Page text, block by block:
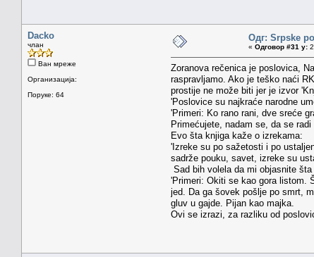
Dacko
члан
Ван мреже
Организација:
Поруке: 64
Одг: Srpske
« Одговор #31 у:
Zoranova rečenica je poslovica,
raspravljamo. Ako je teško naći
prostije ne može biti jer je izvor
'Poslovice su najkraće narodne
'Primeri: Ko rano rani, dve sreće
Primećujete, nadam se, da se
Evo šta knjiga kaže o izrekama:
'Izreke su po sažetosti i po
sadrže pouku, savet, izreke su
Sad bih volela da mi objasnite
'Primeri: Okiti se kao gora listom.
jed. Da ga šovek pošlje po smrt,
gluv u gajde. Pijan kao majka.
Ovi se izrazi, za razliku od